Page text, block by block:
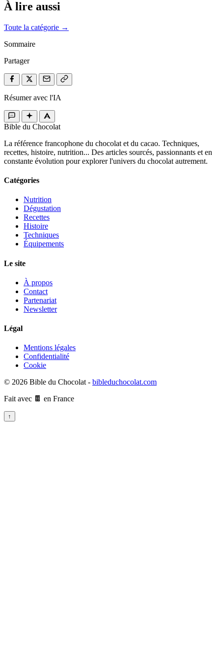
À lire aussi
Toute la catégorie →
Sommaire
Partager
Résumer avec l'IA
Bible du Chocolat
La référence francophone du chocolat et du cacao. Techniques,
recettes, histoire, nutrition... Des articles sourcés, passionnants et en
constante évolution pour explorer l'univers du chocolat autrement.
Catégories
Nutrition
Dégustation
Recettes
Histoire
Techniques
Équipements
Le site
À propos
Contact
Partenariat
Newsletter
Légal
Mentions légales
Confidentialité
Cookie
© 2026 Bible du Chocolat - bibleduchocolat.com
Fait avec 🍫 en France
↑